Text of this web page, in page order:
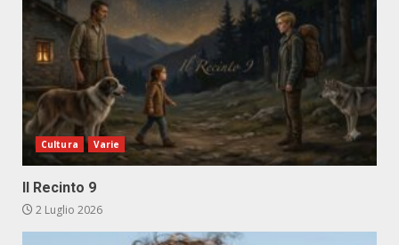
Cultura Varie
Il Recinto 9
2 Luglio 2026